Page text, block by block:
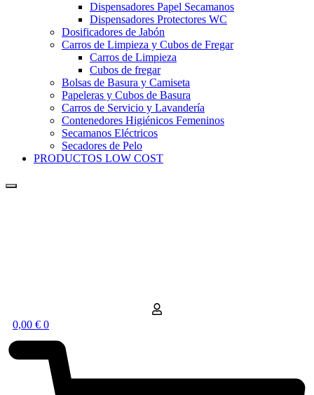
Dispensadores Papel Secamanos
Dispensadores Protectores WC
Dosificadores de Jabón
Carros de Limpieza y Cubos de Fregar
Carros de Limpieza
Cubos de fregar
Bolsas de Basura y Camiseta
Papeleras y Cubos de Basura
Carros de Servicio y Lavandería
Contenedores Higiénicos Femeninos
Secamanos Eléctricos
Secadores de Pelo
PRODUCTOS LOW COST
0,00 € 0